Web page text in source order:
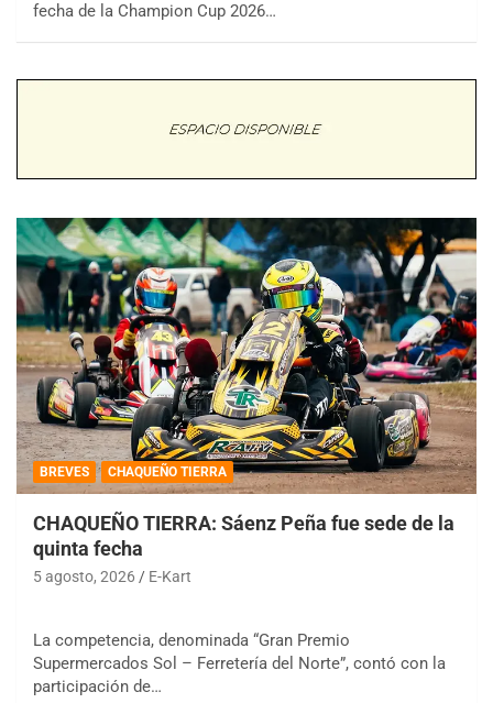
fecha de la Champion Cup 2026…
BREVES CHAQUEÑO TIERRA
CHAQUEÑO TIERRA: Sáenz Peña fue sede de la
quinta fecha
5 agosto, 2026 E-Kart
La competencia, denominada “Gran Premio
Supermercados Sol – Ferretería del Norte”, contó con la
participación de…